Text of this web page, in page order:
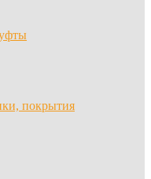
покрытия